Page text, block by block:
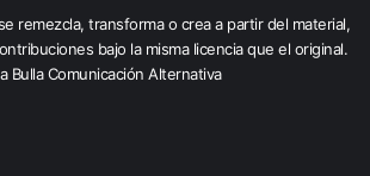
remezcla, transforma o crea a partir del material,
bajo la misma licencia que el original.
Bulla Comunicación Alternativa